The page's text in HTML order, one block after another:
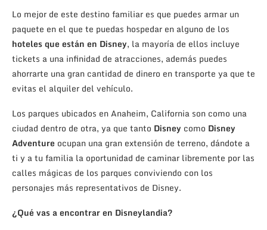
Lo mejor de este destino familiar es que puedes armar un
paquete en el que te puedas hospedar en alguno de los
hoteles que están en Disney, la mayoría de ellos incluye
tickets a una infinidad de atracciones, además puedes
ahorrarte una gran cantidad de dinero en transporte ya que te
evitas el alquiler del vehículo.
Los parques ubicados en Anaheim, California son como una
ciudad dentro de otra, ya que tanto Disney como Disney
Adventure ocupan una gran extensión de terreno, dándote a
ti y a tu familia la oportunidad de caminar libremente por las
calles mágicas de los parques conviviendo con los
personajes más representativos de Disney.
¿Qué vas a encontrar en Disneylandia?